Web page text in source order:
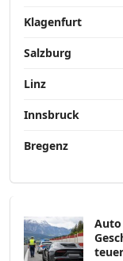
Klagenfurt
Salzburg
Linz
Innsbruck
Bregenz
Auto